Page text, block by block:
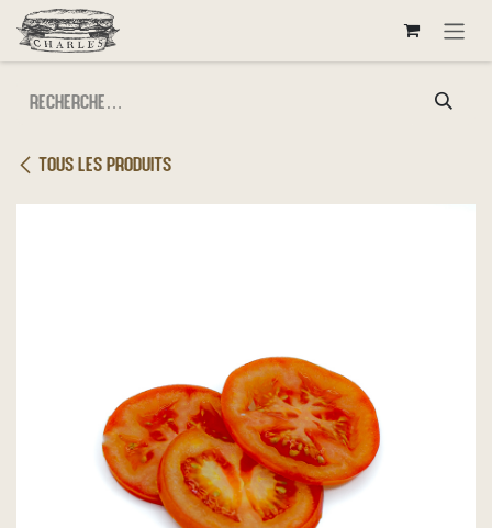
Se rendre au contenu
Tous les produits